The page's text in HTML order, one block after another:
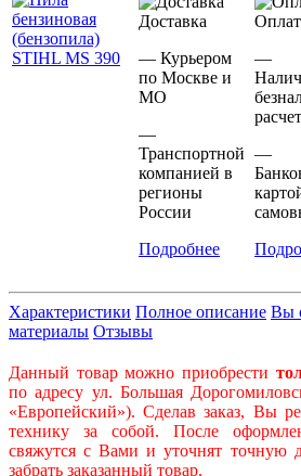
Доставка
— Курьером
по Москве и
МО
—
Транспортной
компанией в
регионы
России
Подробнее
—
—
Характеристики Полное описание Вы
материалы Отзывы
Данный товар можно приобрести
по адресу ул. Большая
«Европейский»). Сделав заказ, Вы
технику за собой. После
свяжутся с Вами и уточнят точную
забрать заказанный товар.